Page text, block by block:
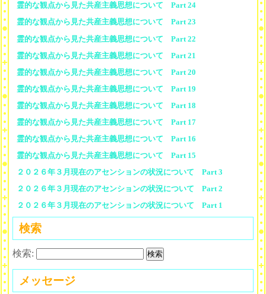
霊的な観点から見た共産主義思想について Part 24
霊的な観点から見た共産主義思想について Part 23
霊的な観点から見た共産主義思想について Part 22
霊的な観点から見た共産主義思想について Part 21
霊的な観点から見た共産主義思想について Part 20
霊的な観点から見た共産主義思想について Part 19
霊的な観点から見た共産主義思想について Part 18
霊的な観点から見た共産主義思想について Part 17
霊的な観点から見た共産主義思想について Part 16
霊的な観点から見た共産主義思想について Part 15
２０２６年３月現在のアセンションの状況について Part 3
２０２６年３月現在のアセンションの状況について Part 2
２０２６年３月現在のアセンションの状況について Part 1
検索
検索:
メッセージ